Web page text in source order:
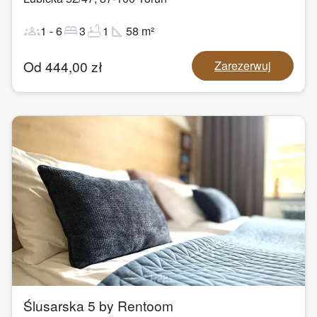
groups1 -6bed3bathtub1 square_foot 58 m²
Od 444,00 zł Zarezerwuj
1/22
Ślusarska 5 by Rentoom